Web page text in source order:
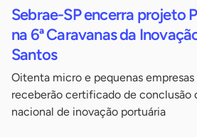
Sebrae-SP encerra projeto
na 6ª Caravanas da
Santos
Oitenta micro e pequenas empresas
receberão certificado de conclusão
nacional de inovação portuária